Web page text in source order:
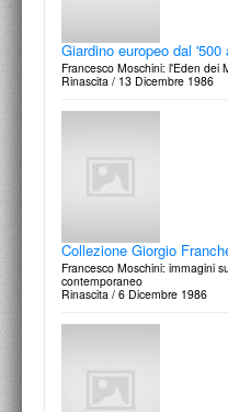
Studio Labirinto
Francesco Moschini: la casa
Domus, n.646, Gennaio / 1984
Francesco Moschini: pratica
Domus, n.644, Novembre / 1983
Giardino europeo dal '500
Francesco Moschini: l'Eden dei
Rinascita / 13 Dicembre 1986
Collezione Giorgio
Francesco Moschini: immagini
contemporaneo
Rinascita / 6 Dicembre 1986